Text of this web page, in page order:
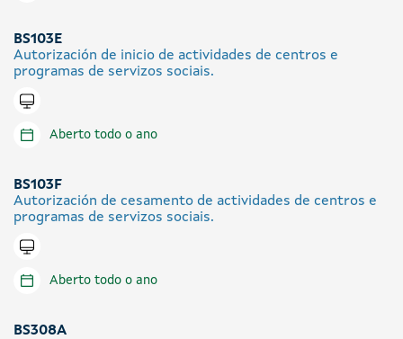
BS103E
Autorización de inicio de actividades de centros e
programas de servizos sociais.
Tramitar en liña
Aberto todo o ano
BS103F
Autorización de cesamento de actividades de centros e
programas de servizos sociais.
Tramitar en liña
Aberto todo o ano
BS308A